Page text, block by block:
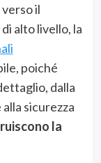
il
alto livello, la
poiché
dalla
sicurezza
la